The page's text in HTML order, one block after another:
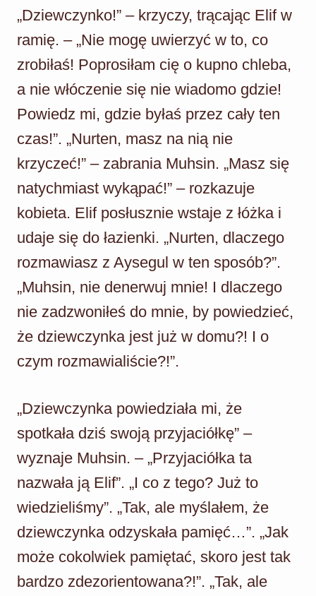
„Dziewczynko!” – krzyczy, trącając Elif w
ramię. – „Nie mogę uwierzyć w to, co
zrobiłaś! Poprosiłam cię o kupno chleba,
a nie włóczenie się nie wiadomo gdzie!
Powiedz mi, gdzie byłaś przez cały ten
czas!”. „Nurten, masz na nią nie
krzyczeć!” – zabrania Muhsin. „Masz się
natychmiast wykąpać!” – rozkazuje
kobieta. Elif posłusznie wstaje z łóżka i
udaje się do łazienki. „Nurten, dlaczego
rozmawiasz z Aysegul w ten sposób?”.
„Muhsin, nie denerwuj mnie! I dlaczego
nie zadzwoniłeś do mnie, by powiedzieć,
że dziewczynka jest już w domu?! I o
czym rozmawialiście?!”.
„Dziewczynka powiedziała mi, że
spotkała dziś swoją przyjaciółkę” –
wyznaje Muhsin. – „Przyjaciółka ta
nazwała ją Elif”. „I co z tego? Już to
wiedzieliśmy”. „Tak, ale myślałem, że
dziewczynka odzyskała pamięć…”. „Jak
może cokolwiek pamiętać, skoro jest tak
bardzo zdezorientowana?!”. „Tak, ale